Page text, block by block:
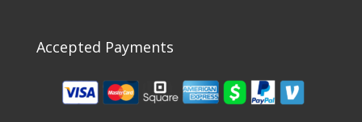
Accepted Payments